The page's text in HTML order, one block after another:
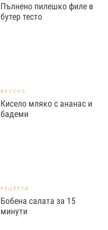
Пълнено пилешко филе в
бутер тесто
ВКУСНО
Кисело мляко с ананас и
бадеми
РЕЦЕПТИ
Бобена салата за 15
минути